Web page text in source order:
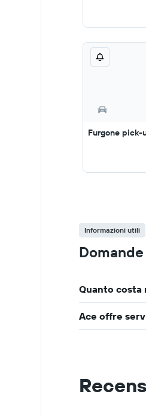
Furgone pick-
Informazioni utili
Quanto costa
Ace offre